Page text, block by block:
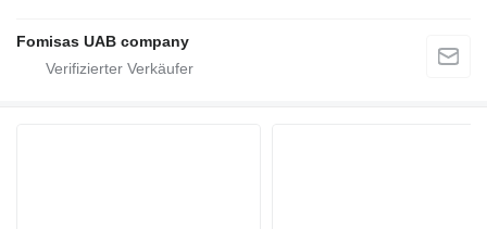
Fomisas UAB company